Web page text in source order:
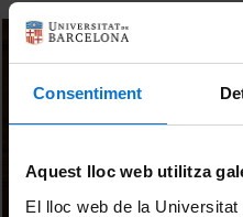
Consentiment
Aquest lloc web utilitza
El lloc web de la